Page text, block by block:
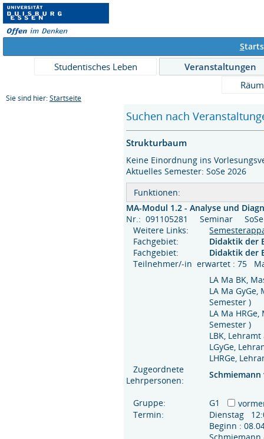
S
Studentisches Leben
Veranstaltungen
Sie sind hier: Startseite
Suchen nach
Strukturbaum
Keine Einordnung ins
Aktuelles Semester: SoSe 2026
Funktionen:
MA-Modul 1.2 - Analyse und
Nr.: 091105281 Seminar
Weitere Links:
Fachgebiet:
Didaktik der
Fachgebiet:
Didaktik der
Teilnehmer/-in erwartet : 75
LA Ma BK,
LA Ma
Semester )
LA Ma
Semester )
LBK,
LGyGe,
LHRGe,
Zugeordnete
Lehrpersonen:
Schmiemann
Gruppe: G1
Termin:
Dienstag
Beginn :